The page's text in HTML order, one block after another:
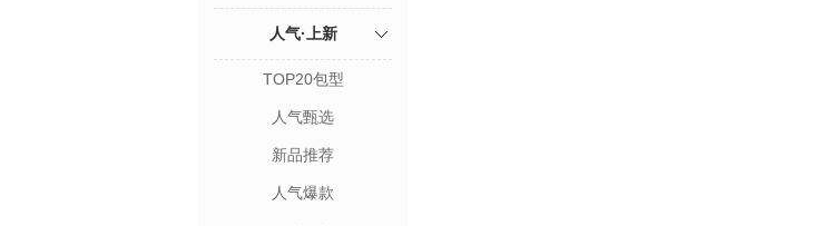
人气·上新
TOP20包型
人气甄选
新品推荐
人气爆款